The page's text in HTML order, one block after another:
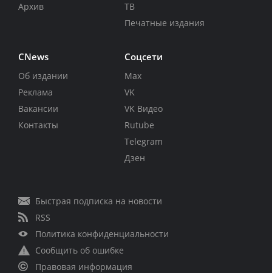
Архив
ТВ
Печатные издания
CNews
Об издании
Реклама
Вакансии
Контакты
Соцсети
Max
VK
VK Видео
Rutube
Telegram
Дзен
Быстрая подписка на новости
RSS
Политика конфиденциальности
Сообщить об ошибке
Правовая информация